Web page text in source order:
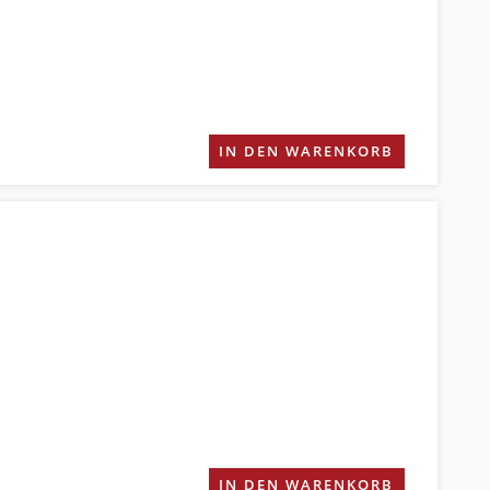
IN DEN WARENKORB
IN DEN WARENKORB